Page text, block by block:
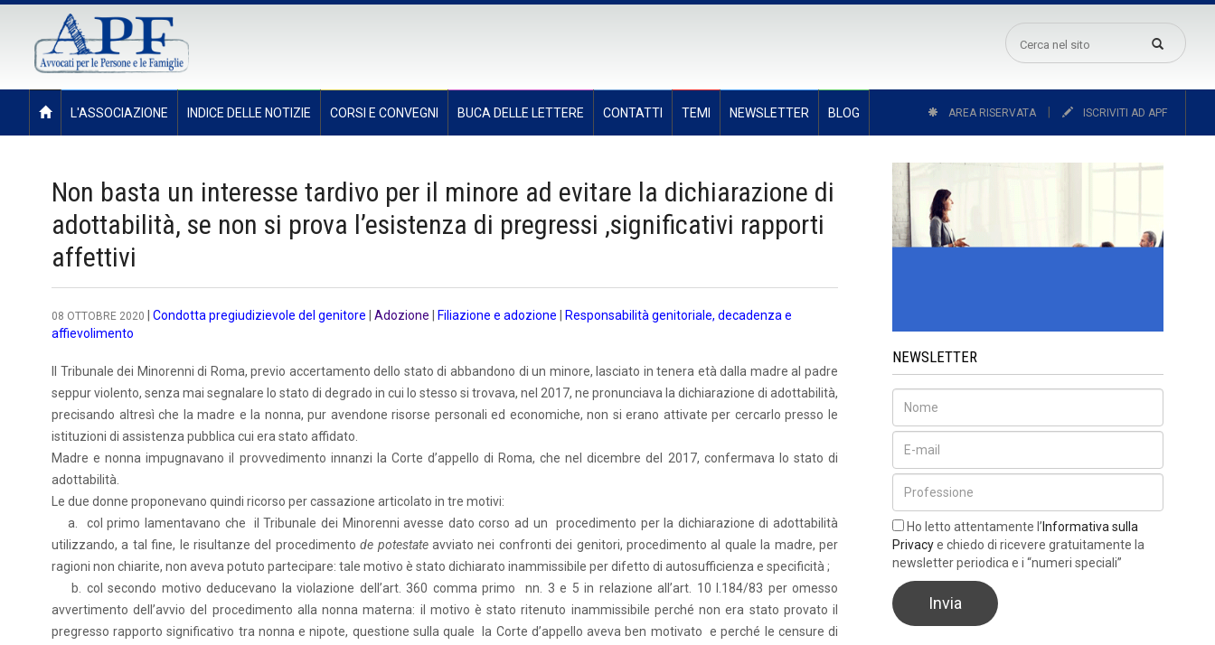
L'ASSOCIAZIONE INDICE DELLE NOTIZIE CORSI E CONVEGNI BUCA DELLE LETTERE CONTATTI TEMI NEWSLETTER BLOG AREA RISERVATA ISCRIVITI AD APF
Non basta un interesse tardivo per il minore ad evitare la dichiarazione di
adottabilità, se non si prova l’esistenza di pregressi ,significativi rapporti
affettivi
08 OTTOBRE 2020 Condotta pregiudizievole del genitore Adozione Filiazione e adozione
Responsabilità genitoriale, decadenza e
affievolimento
Il Tribunale dei Minorenni di Roma, previo accertamento dello stato di abbandono di un minore, lasciato in tenera età dalla madre al padre
seppur violento, senza mai segnalare lo stato di degrado in cui lo stesso si trovava, nel 2017, ne pronunciava la dichiarazione di adottabilità,
precisando altresì che la madre e la nonna, pur avendone risorse personali ed economiche, non si erano attivate per cercarlo presso le
istituzioni di assistenza pubblica cui era stato affidato.
Madre e nonna impugnavano il provvedimento innanzi la Corte d’appello di Roma, che nel dicembre del 2017, confermava lo stato di
adottabilità.
Le due donne proponevano quindi ricorso per cassazione articolato in tre motivi:
a. col primo lamentavano che il Tribunale dei Minorenni avesse dato corso ad un procedimento per la dichiarazione di adottabilità
utilizzando, a tal fine, le risultanze del procedimentode potestateavviato nei confronti dei genitori, procedimento al quale la madre, per
ragioni non chiarite, non aveva potuto partecipare: tale motivo è stato dichiarato inammissibile per difetto di autosufficienza e specificità ;
b. col secondo motivo deducevano la violazione dell’art. 360 comma primo nn. 3 e 5 in relazione all’art. 10 l.184/83 per omesso
avvertimento dell’avvio del procedimento alla nonna materna: il motivo è stato ritenuto inammissibile perché non era stato provato il
pregresso rapporto significativo tra nonna e nipote, questione sulla quale la Corte d’appello aveva ben motivato e perché le censure di
NEWSLETTER
Ho letto attentamente l’ Informativa sulla
Privacye chiedo di ricevere gratuitamente la
newsletter periodica e i “numeri speciali”